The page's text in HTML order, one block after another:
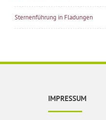
Sternenführung in Fladungen
IMPRESSUM